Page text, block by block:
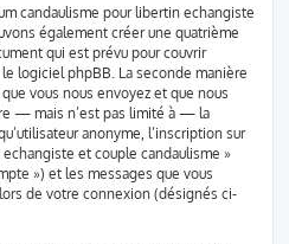
candaulisme pour libertin echangiste
également créer une quatrième
qui est prévu pour couvrir
logiciel phpBB. La seconde manière
vous nous envoyez et que nous
— mais n’est pas limité à — la
anonyme, l’inscription sur
et couple candaulisme »
») et les messages que vous
de votre connexion (désignés ci-